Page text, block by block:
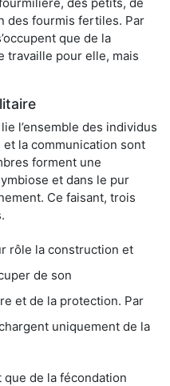
des fourmis fertiles. Par
que de la
travaille pour elle, mais
l’ensemble des individus
la communication sont
forment une
et dans le pur
Ce faisant, trois
rôle la construction et
de son
et de la protection. Par
uniquement de la
que de la fécondation